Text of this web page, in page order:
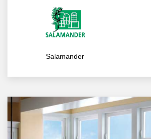
Salamander